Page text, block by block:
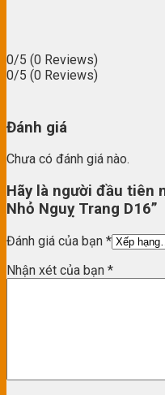
0/5 (0 Reviews)
0/5 (0 Reviews)
Đánh giá
Chưa có đánh giá nào.
Hãy là người đầu tiên
Nhỏ Nguỵ Trang D16”
Đánh giá của bạn *
Nhận xét của bạn *